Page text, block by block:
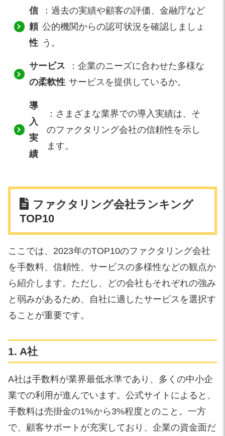
信
頼
性
：過去の実績や顧客の評価、金融庁など
公的機関からの認可状況を確認しましょ
う。
サービス
の柔軟性
：企業のニーズに合わせた多様な
サービスを提供しているか。
導
入
実
績
：さまざまな業界での導入実績は、そ
のファクタリング会社の信頼性を示し
ます。
ファクタリング会社ランキング
TOP10
ここでは、2023年のTOP10のファクタリング会社
を手数料、信頼性、サービスの多様性などの観点か
ら紹介します。ただし、どの会社もそれぞれの強み
と弱みがあるため、自社に適したサービスを選択す
ることが重要です。
1. A社
A社は手数料が業界最低水準であり、多くの中小企
業での利用が進んでいます。公式サイトによると、
手数料は売掛金の1%から3%程度とのこと。一方
で、顧客サポートが充実しており、企業の資金面だ